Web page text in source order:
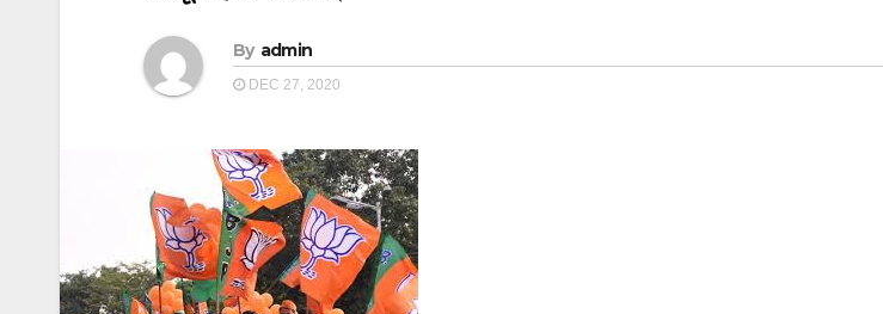
By admin
DEC 27, 2020